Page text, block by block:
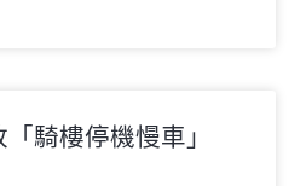
騎樓停機慢車」